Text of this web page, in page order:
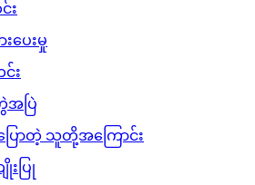
း
ပေးမှု
း
ပြဲ
ောတဲ့ သူတို့အကြောင်း
းပြု